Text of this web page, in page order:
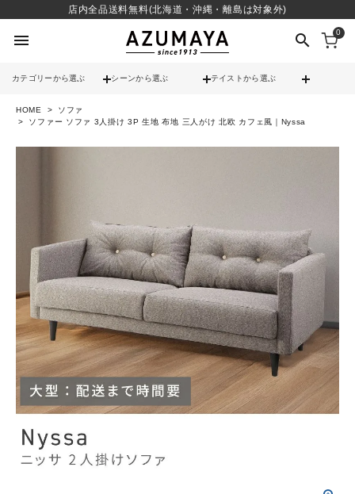
店内全品送料無料(北海道・沖縄・離島は対象外)
menu search 0
カテゴリーから選ぶ シーンから選ぶ テイストから選ぶ
check 送料無料
search
contact_supportよくある質問
call 052-241-3103
schedule
ACCOUNT MENU
meeting_room ログイン person 会員登録
HOME
ソファ
ソファー ソファ 3人掛け 3P 生地 布地 三人がけ 北欧 カフェ風｜Nyssa